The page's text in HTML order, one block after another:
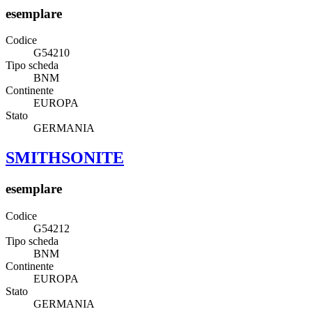
esemplare
Codice
G54210
Tipo scheda
BNM
Continente
EUROPA
Stato
GERMANIA
SMITHSONITE
esemplare
Codice
G54212
Tipo scheda
BNM
Continente
EUROPA
Stato
GERMANIA